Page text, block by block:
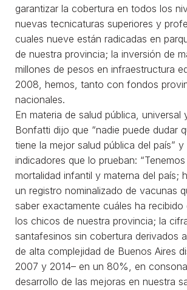
garantizar la cobertura en todos los
nuevas tecnicaturas superiores y
cuales nueve están radicadas en
de nuestra provincia; la inversión de
millones de pesos en infraestructura
2008, hemos, tanto con fondos
nacionales.
En materia de salud pública, universal
Bonfatti dijo que “nadie puede dudar
tiene la mejor salud pública del país” y
indicadores que lo prueban:
mortalidad infantil y materna del país;
un registro nominalizado de vacunas
saber exactamente cuáles ha
los chicos de nuestra provincia; la
santafesinos sin cobertura derivados
de alta complejidad de Buenos Aires
2007 y 2014– en un 80%, en
desarrollo de las mejoras en nuestra